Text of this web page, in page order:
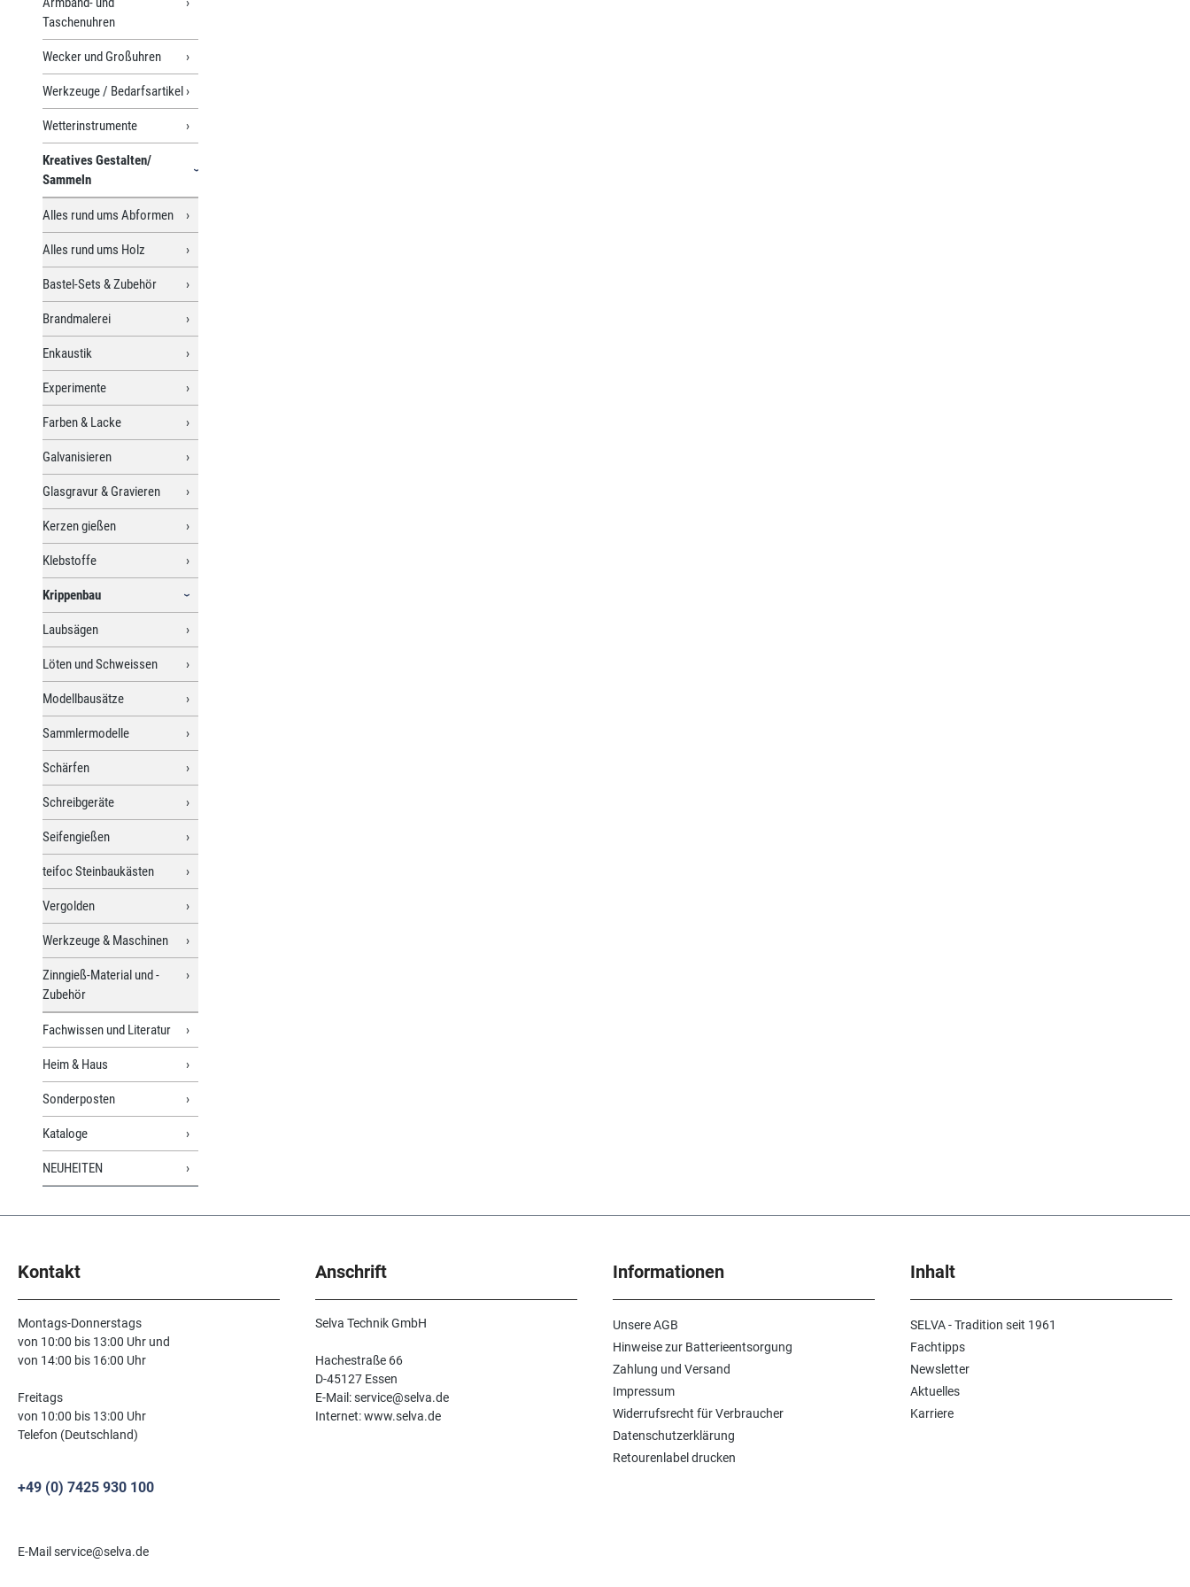
Taschenuhren
Wecker und Großuhren
Werkzeuge / Bedarfsartikel
Wetterinstrumente
Kreatives Gestalten/
Sammeln
Alles rund ums Abformen
Alles rund ums Holz
Bastel-Sets & Zubehör
Brandmalerei
Enkaustik
Experimente
Farben & Lacke
Galvanisieren
Glasgravur & Gravieren
Kerzen gießen
Klebstoffe
Krippenbau
Laubsägen
Löten und Schweissen
Modellbausätze
Sammlermodelle
Schärfen
Schreibgeräte
Seifengießen
teifoc Steinbaukästen
Vergolden
Werkzeuge & Maschinen
Zinngieß-Material und -
Zubehör
Fachwissen und Literatur
Heim & Haus
Sonderposten
Kataloge
NEUHEITEN
Kontakt
Montags-Donnerstags
von 10:00 bis 13:00 Uhr und
von 14:00 bis 16:00 Uhr
Freitags
von 10:00 bis 13:00 Uhr
Telefon (Deutschland)
+49 (0) 7425 930 100
E-Mail service@selva.de
Anschrift
Selva Technik GmbH
Hachestraße 66
D-45127 Essen
E-Mail: service@selva.de
Internet: www.selva.de
Informationen
Unsere AGB
Hinweise zur Batterieentsorgung
Zahlung und Versand
Impressum
Widerrufsrecht für Verbraucher
Datenschutzerklärung
Retourenlabel drucken
Inhalt
SELVA - Tradition seit 1961
Fachtipps
Newsletter
Aktuelles
Karriere